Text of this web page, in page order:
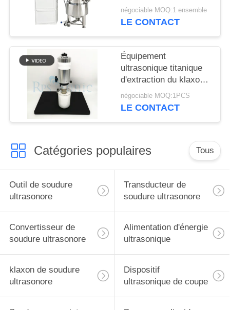
meilleure qualité, avec
réservoir de mélange
négociable MOQ:1 ensemble
LE CONTACT
Équipement
ultrasonique titanique
d'extraction du klaxon
1000w pour la
médecine chinoise
négociable MOQ:1PCS
LE CONTACT
Catégories populaires Tous
Outil de soudure
ultrasonore
Transducteur de
soudure ultrasonore
Convertisseur de
soudure ultrasonore
Alimentation d'énergie
ultrasonique
klaxon de soudure
ultrasonore
Dispositif
ultrasonique de coupe